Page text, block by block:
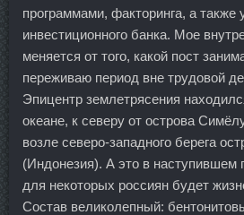
программами, факторинга, а также
инвестиционного банка. Мое
меняется от того, какой пост
переживаю период вне трудовой
Эпицентр землетрясения
океане, к северу от острова
возле северо-западного берега
(Индонезия). А это в наступившем
для некоторых россиян будет
Состав великолепный: